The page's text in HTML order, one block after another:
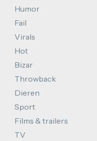
Humor
Fail
Virals
Hot
Bizar
Throwback
Dieren
Sport
Films & trailers
TV